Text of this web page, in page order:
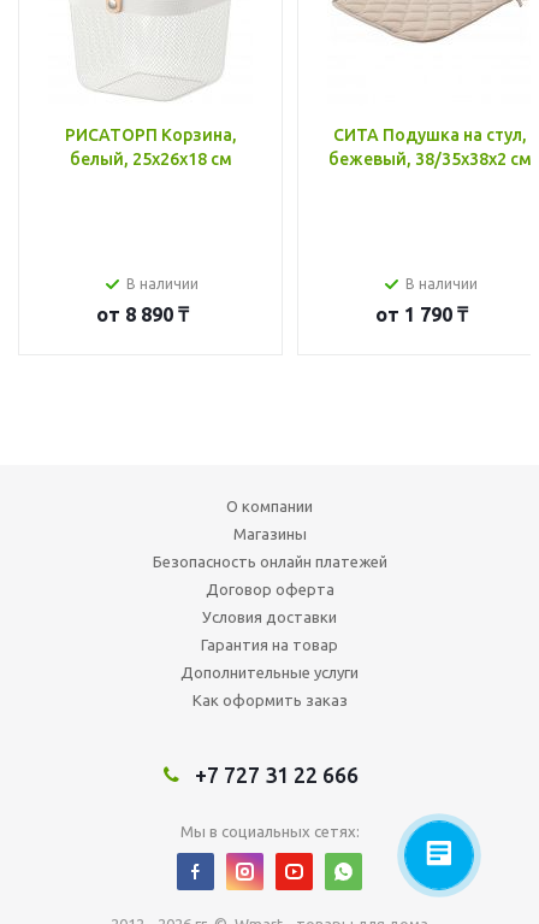
РИСАТОРП Корзина,
белый, 25x26x18 см
В наличии
от 8 890 ₸
СИТА Подушка на стул,
бежевый, 38/35x38x2 см
В наличии
от 1 790 ₸
О компании
Магазины
Безопасность онлайн платежей
Договор оферта
Условия доставки
Гарантия на товар
Дополнительные услуги
Как оформить заказ
+7 727 31 22 666
Мы в социальных сетях: